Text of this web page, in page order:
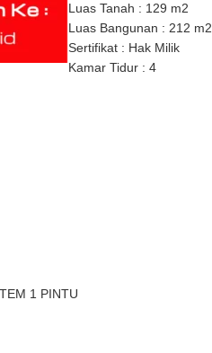
Luas Tanah : 129 m2
Luas Bangunan : 212 m2
Sertifikat : Hak Milik
Kamar Tidur : 4
1 PINTU